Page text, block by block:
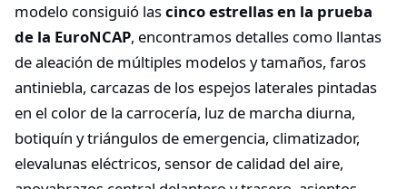
modelo consiguió lascinco estrellas en la prueba
de la EuroNCAP, encontramos detalles como llantas
de aleación de múltiples modelos y tamaños, faros
antiniebla, carcazas de los espejos laterales pintadas
en el color de la carrocería, luz de marcha diurna,
botiquín y triángulos de emergencia, climatizador,
elevalunas eléctricos, sensor de calidad del aire,